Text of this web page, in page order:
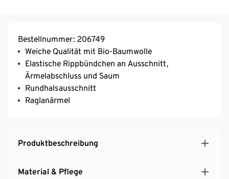
Bestellnummer: 206749
Weiche Qualität mit Bio-Baumwolle
Elastische Rippbündchen an Ausschnitt,
Ärmelabschluss und Saum
Rundhalsausschnitt
Raglanärmel
Produktbeschreibung
Material & Pflege